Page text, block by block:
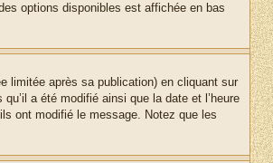
options disponibles est affichée en bas
limitée après sa publication) en cliquant sur
a été modifié ainsi que la date et l’heure
ont modifié le message. Notez que les